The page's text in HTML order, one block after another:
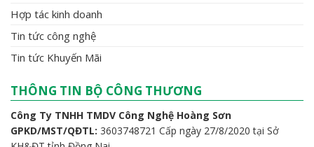
Hợp tác kinh doanh
Tin tức công nghệ
Tin tức Khuyến Mãi
THÔNG TIN BỘ CÔNG THƯƠNG
Công Ty TNHH TMDV Công Nghệ Hoàng Sơn
GPKD/MST/QĐTL: 3603748721 Cấp ngày 27/8/2020 tại Sở